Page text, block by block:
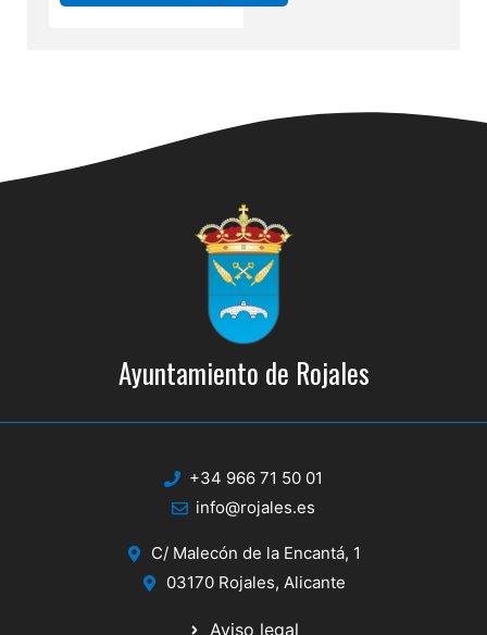
Ayuntamiento de Rojales
+34 966 71 50 01
info@rojales.es
C/ Malecón de la Encantá, 1
03170 Rojales, Alicante
Aviso legal